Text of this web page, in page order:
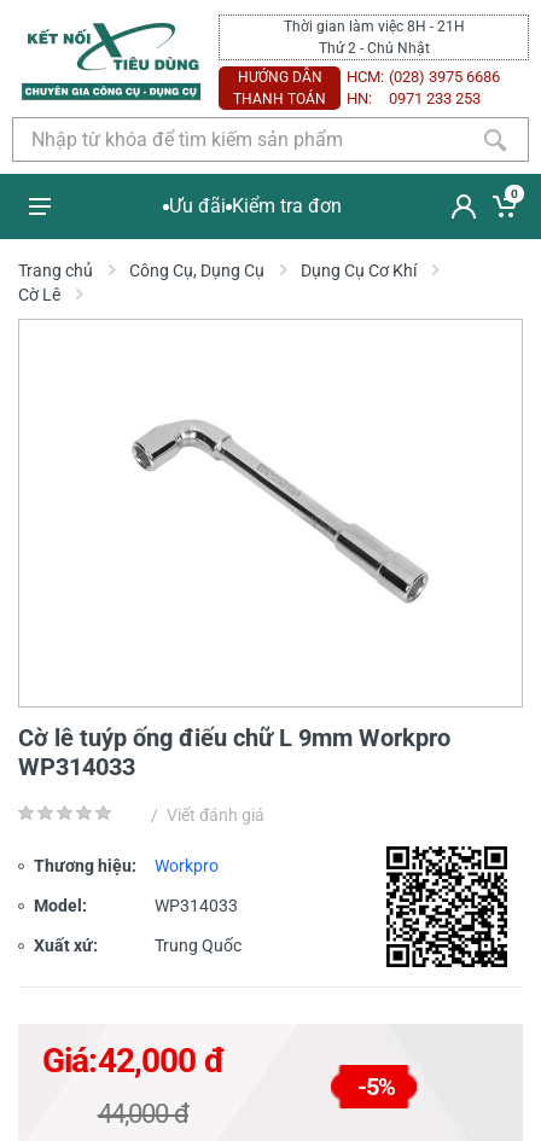
Thời gian làm việc 8H - 21H
Thứ 2 - Chủ Nhật
HƯỚNG DẪN
THANH TOÁN
HCM: (028) 3975 6686
HN:
0971 233 253
Ưu đãi Kiểm tra đơn
0
Trang chủ Công Cụ, Dụng Cụ
Dụng Cụ Cơ Khí
Cờ Lê
Cờ lê tuýp ống điếu chữ L 9mm Workpro
WP314033
/ Viết đánh giá
Thương hiệu: Workpro
Model: WP314033
Xuất xứ: Trung Quốc
Giá:42,000 đ
44,000 đ
-5%